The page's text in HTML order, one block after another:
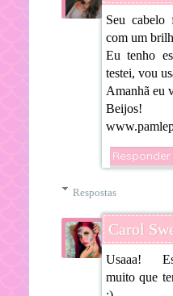
Seu cabelo
com um
Eu tenho
testei, vou
Amanhã eu
Beijos!
Responder
Respostas
Carol
Usaaa!
muito que